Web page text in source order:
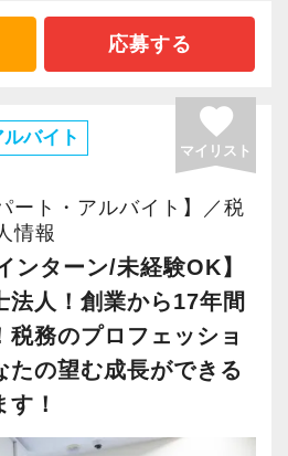
あれ！」がモットーで
ジ】
ンでは、普段の学生生活
門性が高い業務をお任せ
はどうにもならない課題
が、一つずつ確実に乗り
！
んでください。着実に実
問題の分析スキルを身に
が自信に繋がります。
育成した実績があります
者からのチェックと国税
があります。
のステップ」を踏みなが
で、半年もすればある程
とができるようになりま
ターン生が実践型インタ
ップアップを実現してき
ます！
して学校では絶対に学ぶ
実務を徹底的に磨くこと
したい熱い想いのある
！
度充実！学生の間に、こ
き残るために必要な専門
ピューターやAIに取って
れています。
にできることはコンピュ
いお客様とのコミュニケ
と。
様のことを一番に考え、
こんなオフィスです】
地“。
中で、東京・千葉・埼玉と
に至るまで、幅広い業種
生した場所です。
ずっとお取引をしている
点よりもお客様とスタッ
う特徴があります。
い、頼れるパートナーと
フィス」を新設し、その
「大阪オフィス」「錦糸町
転！
は「柏オフィス」を開設
オフィスを増床するなど、
す。
己成長を実現できます。
りたい」という気持ちを
資格を持っていなくて
ャリアアップが可能で
応募する
バイト favorite
マイリスト
ート・アルバイト】／税
情報
ンターン/未経験OK】
法人！創業から17年間
税務のプロフェッショ
たの望む成長ができる
！